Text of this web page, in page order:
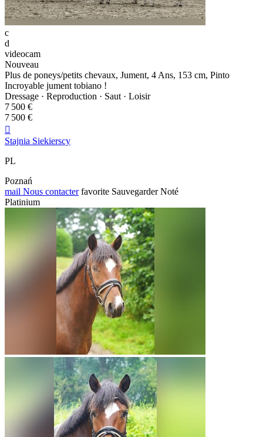
c
d
videocam
Nouveau
Plus de poneys/petits chevaux, Jument, 4 Ans, 153 cm, Pinto
Incroyable jument tobiano !
Dressage · Reproduction · Saut · Loisir
7 500 €
7 500 €

Stajnia Siekierscy
PL
Poznań
mail Nous contacter favorite Sauvegarder Noté
Platinium